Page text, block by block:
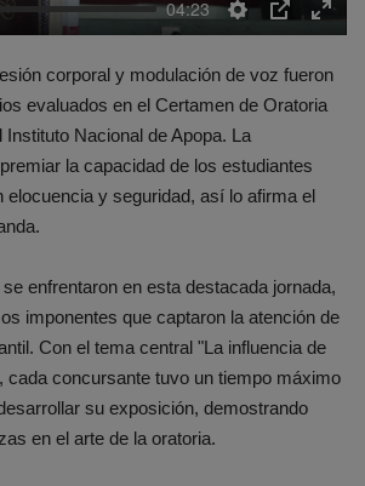
04:23
Settings
PIP
Enter
corporal y modulación de voz fueron
evaluados en el Certamen de Oratoria
Instituto Nacional de Apopa. La
la capacidad de los estudiantes
elocuencia y seguridad, así lo afirma el
enfrentaron en esta destacada jornada,
imponentes que captaron la atención de
Con el tema central "La influencia de
cada concursante tuvo un tiempo máximo
su exposición, demostrando
en el arte de la oratoria.